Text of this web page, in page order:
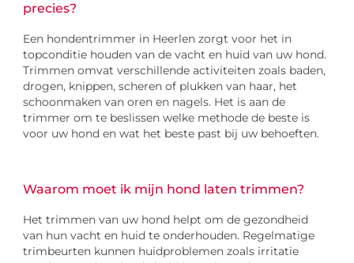
precies?
Een hondentrimmer in Heerlen zorgt voor het in
topconditie houden van de vacht en huid van uw hond.
Trimmen omvat verschillende activiteiten zoals baden,
drogen, knippen, scheren of plukken van haar, het
schoonmaken van oren en nagels. Het is aan de
trimmer om te beslissen welke methode de beste is
voor uw hond en wat het beste past bij uw behoeften.
Waarom moet ik mijn hond laten trimmen?
Het trimmen van uw hond helpt om de gezondheid
van hun vacht en huid te onderhouden. Regelmatige
trimbeurten kunnen huidproblemen zoals irritatie